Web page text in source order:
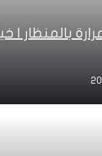
بالمنظار |